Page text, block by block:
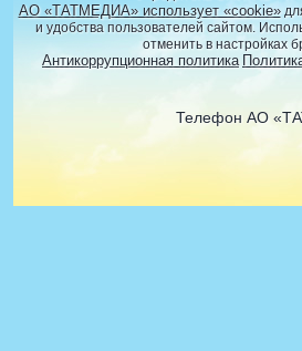
АО «ТАТМЕДИА» использует «cookie»
и удобства пользователей сайтом.
отменить в настройках
Антикоррупционная политика
Телефон АО